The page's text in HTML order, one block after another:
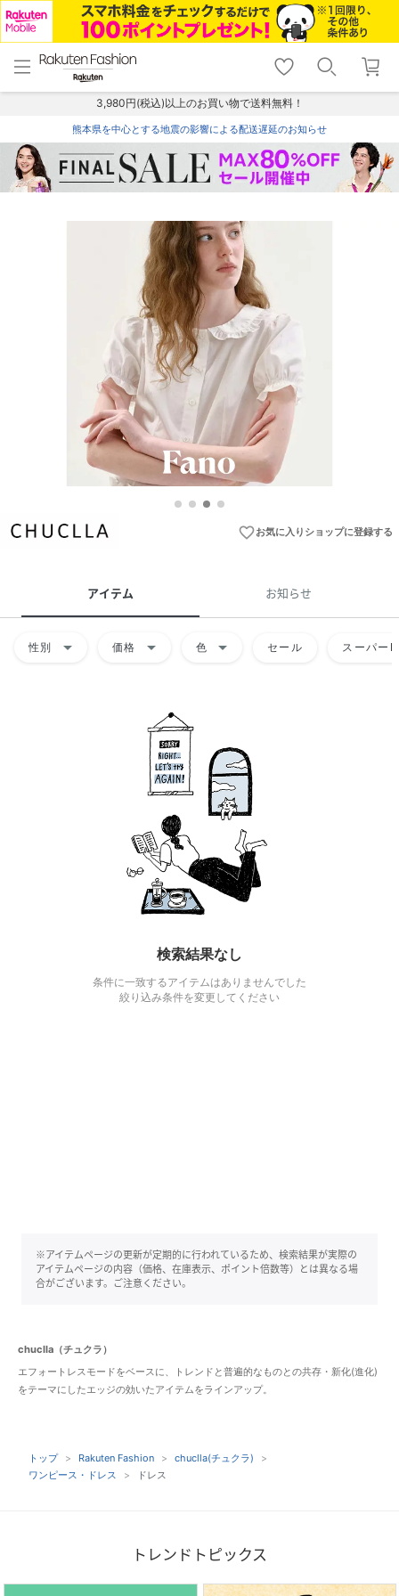
menu home
トップ
shopping_cart lock_outline
ログイン
3,980円(税込)以上のお買い物で送料無料！
熊本県を中心とする地震の影響による配送遅延のお知らせ
favorite_borderお気に入りショップに登録する
アイテム お知らせ
性別 arrow_drop_down 価格 arrow_drop_down 色 arrow_drop_down セール スーパー
検索結果なし
条件に一致するアイテムはありませんでした
絞り込み条件を変更してください
※アイテムページの更新が定期的に行われているため、検索結果が実際の
アイテムページの内容（価格、在庫表示、ポイント倍数等）とは異なる場
合がございます。ご注意ください。
chuclla（チュクラ）
エフォートレスモードをベースに、トレンドと普遍的なものとの共存・新化(進化)
をテーマにしたエッジの効いたアイテムをラインアップ。
トップ Rakuten Fashion
chuclla(チュクラ)
ワンピース・ドレス
ドレス
トレンドトピックス